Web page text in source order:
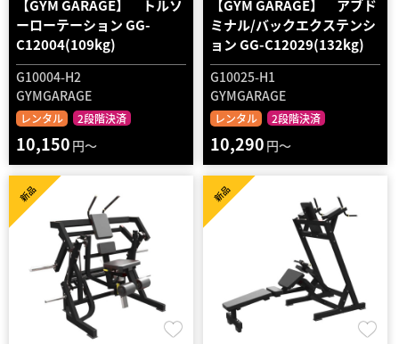
【GYM GARAGE】 トルソ
ーローテーション GG-
C12004(109kg)
G10004-H2
GYMGARAGE
レンタル 2段階決済
10,150 円～
【GYM GARAGE】 アブド
ミナル/バックエクステンシ
ョン GG-C12029(132kg)
G10025-H1
GYMGARAGE
レンタル 2段階決済
10,290 円～
新品 新品